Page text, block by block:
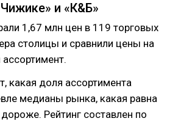
и «К&Б»
1,67 млн цен в 119 торговых
столицы и сравнили цены на
какая доля ассортимента
медианы рынка, какая равна
Рейтинг составлен по